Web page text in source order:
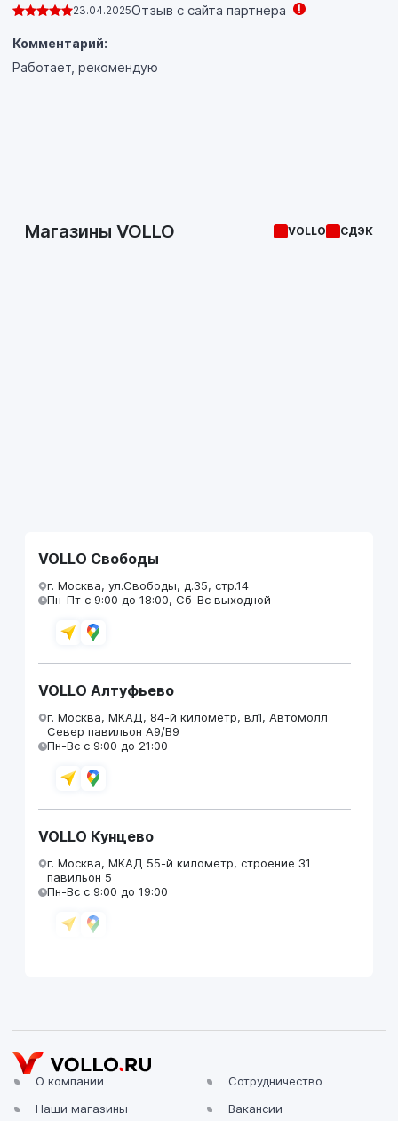
23.04.2025Отзыв с сайта партнера
Комментарий:
Работает, рекомендую
Магазины VOLLO VOLLO СДЭК
VOLLO Свободы
г. Москва, ул.Свободы, д.35, стр.14
Пн-Пт с 9:00 до 18:00, Сб-Вс выходной
VOLLO Алтуфьево
г. Москва, МКАД, 84-й километр, вл1, Автомолл
Север павильон А9/В9
Пн-Вс с 9:00 до 21:00
VOLLO Кунцево
г. Москва, МКАД 55-й километр, строение 31
павильон 5
Пн-Вс с 9:00 до 19:00
VOLLO Владимир
О компании
Наши магазины
Сотрудничество
Вакансии